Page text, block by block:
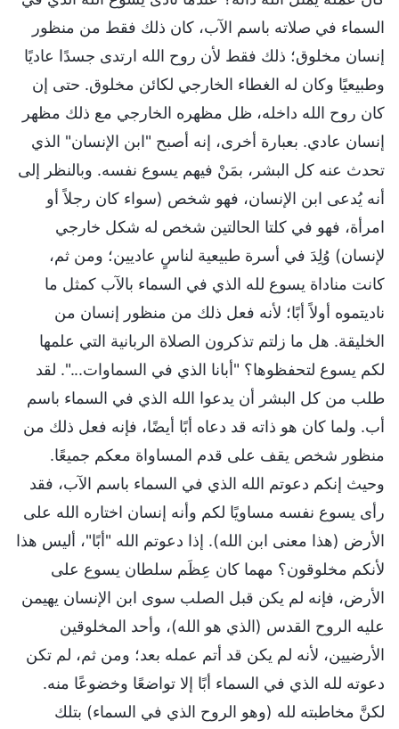
السماء في صلاته باسم الآب، كان ذلك فقط من منظور
إنسان مخلوق؛ ذلك فقط لأن روح الله ارتدى جسدًا عاديًا
وطبيعيًا وكان له الغطاء الخارجي لكائن مخلوق. حتى إن
كان روح الله داخله، ظل مظهره الخارجي مع ذلك مظهر
إنسان عادي. بعبارة أخرى، إنه أصبح "ابن الإنسان" الذي
تحدث عنه كل البشر، بمَنْ فيهم يسوع نفسه. وبالنظر إلى
أنه يُدعى ابن الإنسان، فهو شخص (سواء كان رجلاً أو
امرأة، فهو في كلتا الحالتين شخص له شكل خارجي
لإنسان) وُلِدَ في أسرة طبيعية لناسٍ عاديين؛ ومن ثم،
كانت مناداة يسوع لله الذي في السماء بالآب كمثل ما
ناديتموه أولاً أبًا؛ لأنه فعل ذلك من منظور إنسان من
الخليقة. هل ما زلتم تذكرون الصلاة الربانية التي علمها
لكم يسوع لتحفظوها؟ "أبانا الذي في السماوات...". لقد
طلب من كل البشر أن يدعوا الله الذي في السماء باسم
أب. ولما كان هو ذاته قد دعاه أبًا أيضًا، فإنه فعل ذلك من
منظور شخص يقف على قدم المساواة معكم جميعًا.
وحيث إنكم دعوتم الله الذي في السماء باسم الآب، فقد
رأى يسوع نفسه مساويًا لكم وأنه إنسان اختاره الله على
الأرض (هذا معنى ابن الله). إذا دعوتم الله "أبًا"، أليس هذا
لأنكم مخلوقون؟ مهما كان عِظَم سلطان يسوع على
الأرض، فإنه لم يكن قبل الصلب سوى ابن الإنسان يهيمن
عليه الروح القدس (الذي هو الله)، وأحد المخلوقين
الأرضيين، لأنه لم يكن قد أتم عمله بعد؛ ومن ثم، لم تكن
دعوته لله الذي في السماء أبًا إلا تواضعًا وخضوعًا منه.
لكنَّ مخاطبته لله (وهو الروح الذي في السماء) بتلك